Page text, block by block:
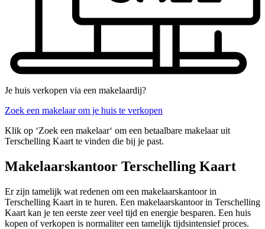
Je huis verkopen via een makelaardij?
Zoek een makelaar om je huis te verkopen
Klik op ‘Zoek een makelaar‘ om een betaalbare makelaar uit
Terschelling Kaart te vinden die bij je past.
Makelaarskantoor Terschelling Kaart
Er zijn tamelijk wat redenen om een makelaarskantoor in
Terschelling Kaart in te huren. Een makelaarskantoor in Terschelling
Kaart kan je ten eerste zeer veel tijd en energie besparen. Een huis
kopen of verkopen is normaliter een tamelijk tijdsintensief proces.